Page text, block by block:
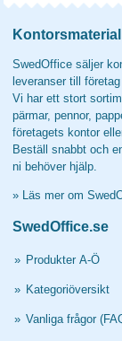
SwedOffice säljer
leveranser till
Vi har ett stort
pärmar, pennor,
företagets kontor
Beställ snabbt och
ni behöver hjälp.
» Läs mer om
SwedOffice.se
» Produkter A-Ö
» Kategoriöversikt
» Vanliga frågor